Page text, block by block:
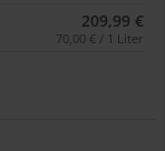
209,99 €
70,00 € / 1 Liter